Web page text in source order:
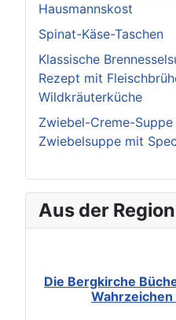
Hausmannskost
Spinat-Käse-Taschen
Klassische
Rezept mit
Wildkräuterküche
Zwiebel-Creme-
Zwiebelsuppe mit
Aus der Region
Die Bergkirche